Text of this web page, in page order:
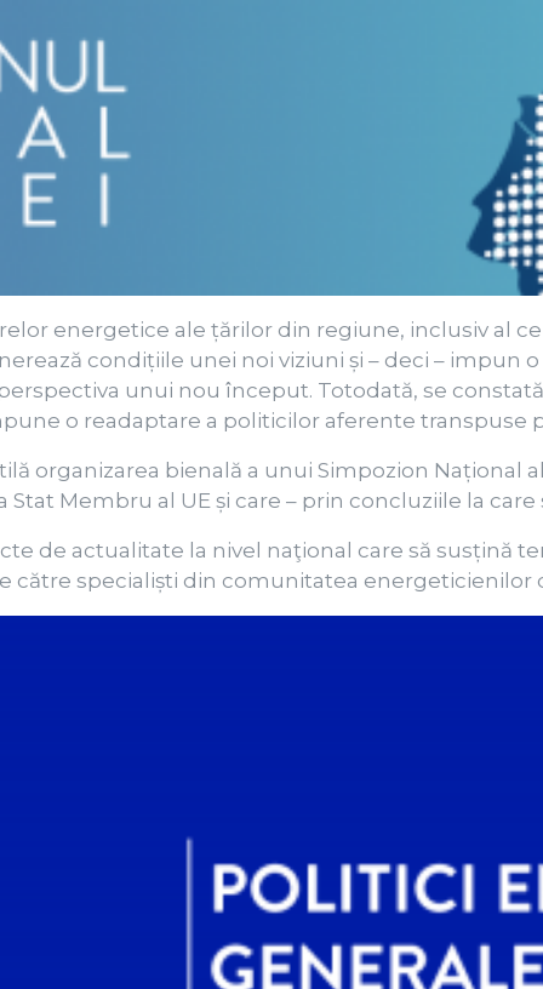
energetice ale țărilor din regiune, inclusiv
condițiile unei noi viziuni și – deci – impun
unui nou început. Totodată, se
o readaptare a politicilor aferente
organizarea bienală a unui Simpozion
Membru al UE și care – prin concluziile la
de actualitate la nivel naţional care să susțină
către specialiști din comunitatea